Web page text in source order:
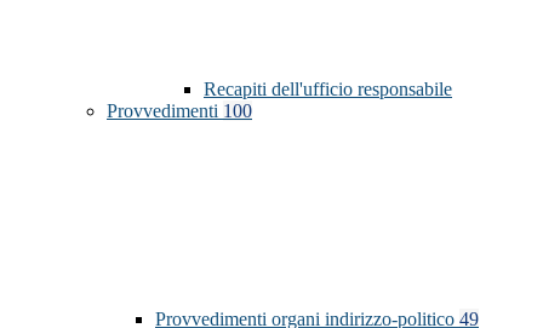
Recapiti dell'ufficio responsabile
Provvedimenti 100
Provvedimenti organi indirizzo-politico 49